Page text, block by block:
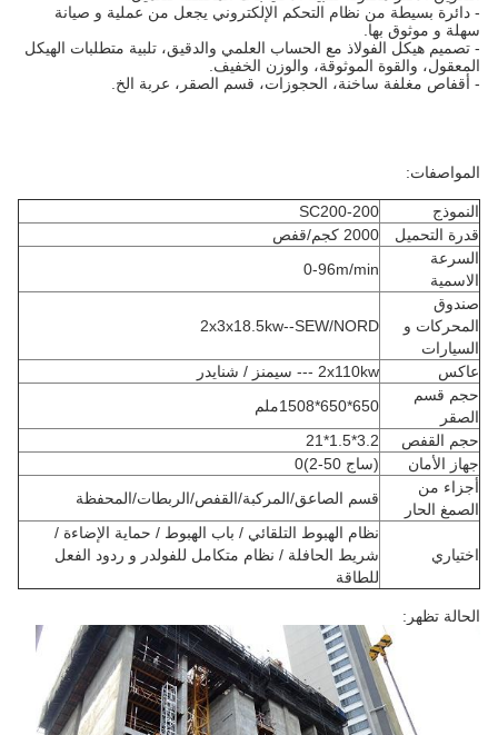
- دائرة بسيطة من نظام التحكم الإلكتروني يجعل من عملية و صيانة
سهلة و موثوق بها.
- تصميم هيكل الفولاذ مع الحساب العلمي والدقيق، تلبية متطلبات الهيكل
المعقول، والقوة الموثوقة، والوزن الخفيف.
- أقفاص مغلفة ساخنة، الحجوزات، قسم الصقر، عربة الخ.
المواصفات:
النموذج
SC200-200
قدرة التحميل
2000 كجم/قفص
السرعة
الاسمية
0-96m/min
صندوق
المحركات و
السيارات
2x3x18.5kw--SEW/NORD
عاكس
2x110kw --- سيمنز / شنايدر
حجم قسم
الصقر
650*650*1508ملم
حجم القفص
3.2*1.5*21
جهاز الأمان
(ساج 50-2)0
أجزاء من
الصمغ الحار
قسم الصاعق/المركبة/القفص/الربطات/المحفظة
اختياري
نظام الهبوط التلقائي / باب الهبوط / حماية الإضاءة /
شريط الحافلة / نظام متكامل للفولدر و ردود الفعل
للطاقة
الحالة تظهر: